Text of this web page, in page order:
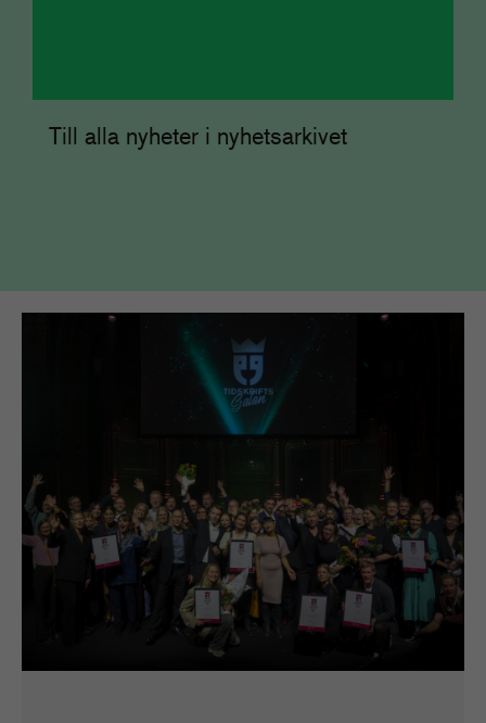
Till alla nyheter i nyhetsarkivet